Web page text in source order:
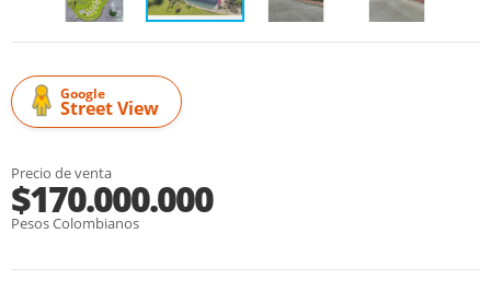
Google
Street View
Precio de venta
$170.000.000
Pesos Colombianos